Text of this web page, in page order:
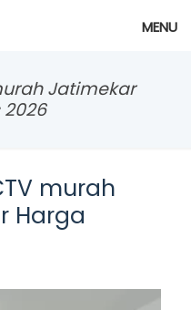
MENU
Jatimekar
murah
Harga